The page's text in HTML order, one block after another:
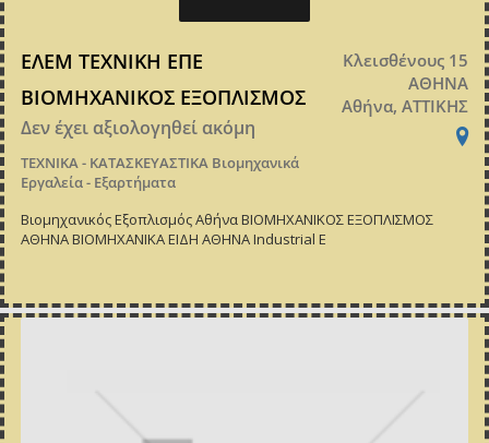
ΕΛΕΜ ΤΕΧΝΙΚΗ ΕΠΕ
ΒΙΟΜΗΧΑΝΙΚΟΣ ΕΞΟΠΛΙΣΜΟΣ
Δεν έχει αξιολογηθεί ακόμη
ΤΕΧΝΙΚΑ - ΚΑΤΑΣΚΕΥΑΣΤΙΚΑ Βιομηχανικά
Εργαλεία - Εξαρτήματα
Κλεισθένους 15
ΑΘΗΝΑ
Αθήνα, ΑΤΤΙΚΗΣ
Βιομηχανικός Εξοπλισμός Αθήνα ΒΙΟΜΗΧΑΝΙΚΟΣ ΕΞΟΠΛΙΣΜΟΣ
ΑΘΗΝΑ ΒΙΟΜΗΧΑΝΙΚΑ ΕΙΔΗ ΑΘΗΝΑ Industrial E